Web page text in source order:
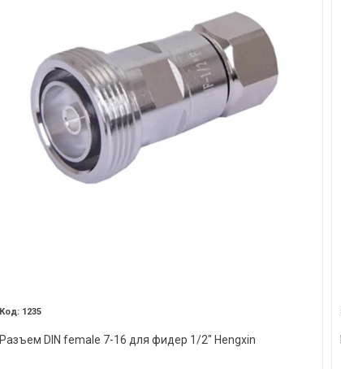
1235
Разъем DIN female 7-16 для фидер 1/2" Hengxin